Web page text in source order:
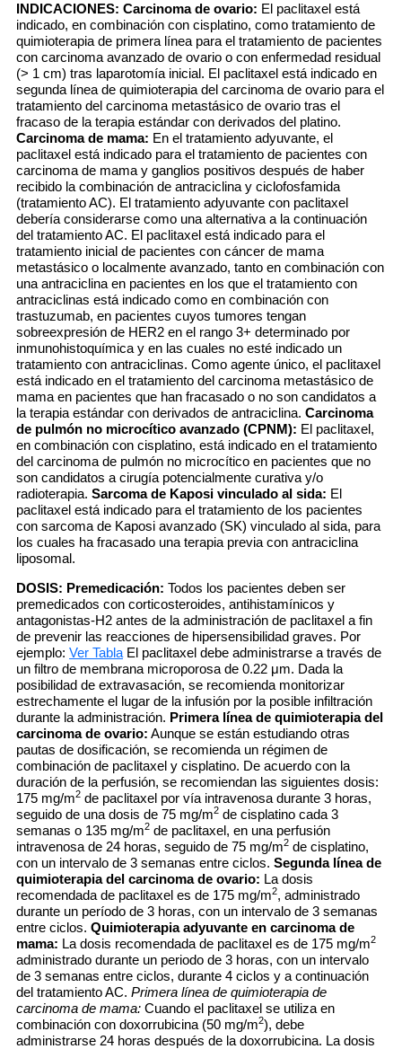
INDICACIONES: Carcinoma de ovario: El paclitaxel está
indicado, en combinación con cisplatino, como tratamiento de
quimioterapia de primera línea para el tratamiento de pacientes
con carcinoma avanzado de ovario o con enfermedad residual
(> 1 cm) tras laparotomía inicial. El paclitaxel está indicado en
segunda línea de quimioterapia del carcinoma de ovario para el
tratamiento del carcinoma metastásico de ovario tras el
fracaso de la terapia estándar con derivados del platino.
Carcinoma de mama: En el tratamiento adyuvante, el
paclitaxel está indicado para el tratamiento de pacientes con
carcinoma de mama y ganglios positivos después de haber
recibido la combinación de antraciclina y ciclofosfamida
(tratamiento AC). El tratamiento adyuvante con paclitaxel
debería considerarse como una alternativa a la continuación
del tratamiento AC. El paclitaxel está indicado para el
tratamiento inicial de pacientes con cáncer de mama
metastásico o localmente avanzado, tanto en combinación con
una antraciclina en pacientes en los que el tratamiento con
antraciclinas está indicado como en combinación con
trastuzumab, en pacientes cuyos tumores tengan
sobreexpresión de HER2 en el rango 3+ determinado por
inmunohistoquímica y en las cuales no esté indicado un
tratamiento con antraciclinas. Como agente único, el paclitaxel
está indicado en el tratamiento del carcinoma metastásico de
mama en pacientes que han fracasado o no son candidatos a
la terapia estándar con derivados de antraciclina. Carcinoma
de pulmón no microcítico avanzado (CPNM): El paclitaxel,
en combinación con cisplatino, está indicado en el tratamiento
del carcinoma de pulmón no microcítico en pacientes que no
son candidatos a cirugía potencialmente curativa y/o
radioterapia. Sarcoma de Kaposi vinculado al sida: El
paclitaxel está indicado para el tratamiento de los pacientes
con sarcoma de Kaposi avanzado (SK) vinculado al sida, para
los cuales ha fracasado una terapia previa con antraciclina
liposomal.
DOSIS: Premedicación: Todos los pacientes deben ser
premedicados con corticosteroides, antihistamínicos y
antagonistas-H2 antes de la administración de paclitaxel a fin
de prevenir las reacciones de hipersensibilidad graves. Por
ejemplo: Ver Tabla El paclitaxel debe administrarse a través de
un filtro de membrana microporosa de 0.22 μm. Dada la
posibilidad de extravasación, se recomienda monitorizar
estrechamente el lugar de la infusión por la posible infiltración
durante la administración. Primera línea de quimioterapia del
carcinoma de ovario: Aunque se están estudiando otras
pautas de dosificación, se recomienda un régimen de
combinación de paclitaxel y cisplatino. De acuerdo con la
duración de la perfusión, se recomiendan las siguientes dosis:
175 mg/m2 de paclitaxel por vía intravenosa durante 3 horas,
seguido de una dosis de 75 mg/m2 de cisplatino cada 3
semanas o 135 mg/m2 de paclitaxel, en una perfusión
intravenosa de 24 horas, seguido de 75 mg/m2 de cisplatino,
con un intervalo de 3 semanas entre ciclos. Segunda línea de
quimioterapia del carcinoma de ovario: La dosis
recomendada de paclitaxel es de 175 mg/m2, administrado
durante un período de 3 horas, con un intervalo de 3 semanas
entre ciclos. Quimioterapia adyuvante en carcinoma de
mama: La dosis recomendada de paclitaxel es de 175 mg/m2
administrado durante un periodo de 3 horas, con un intervalo
de 3 semanas entre ciclos, durante 4 ciclos y a continuación
del tratamiento AC. Primera línea de quimioterapia de
carcinoma de mama: Cuando el paclitaxel se utiliza en
combinación con doxorrubicina (50 mg/m2), debe
administrarse 24 horas después de la doxorrubicina. La dosis